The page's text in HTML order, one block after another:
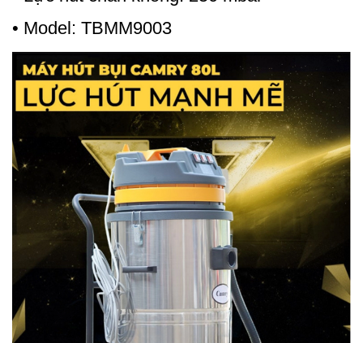
• Model: TBMM9003